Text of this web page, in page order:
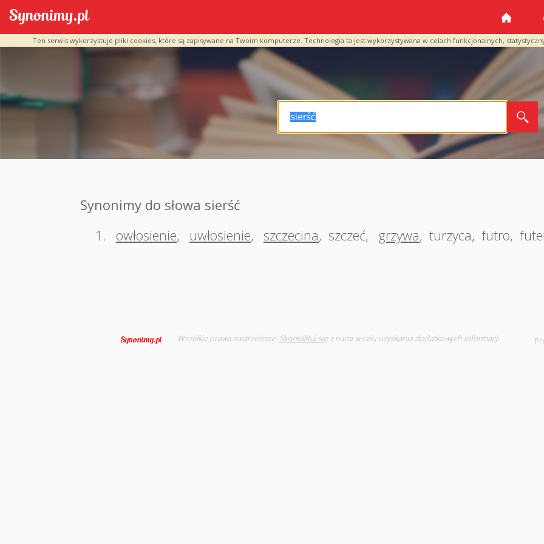
Ten serwis wykorzystuje pliki cookies, które są zapisywane na Twoim komputerze. Technologia ta jest wykorzystywana w celach funkcjonalnych,
Synonimy do słowa sierść
1.
owłosienie, uwłosienie, szczecina, szczeć, grzywa, turzyca, futro,
Wszelkie prawa zastrzeżone. Skontaktuj sięz nami w celu uzyskania dodatkowych informacji